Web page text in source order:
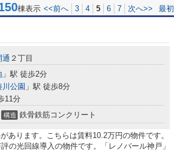
棟表示 <<前へ 3 4 5 6 7 次へ>> 最初
通 ２丁目
」駅 徒歩2分
川公園 」駅 徒歩8分
11分
構造 鉄骨鉄筋コンクリート
あります。こちらは賃料10.2万円の物件です。
の光回線導入の物件です。「レノバール神戸」